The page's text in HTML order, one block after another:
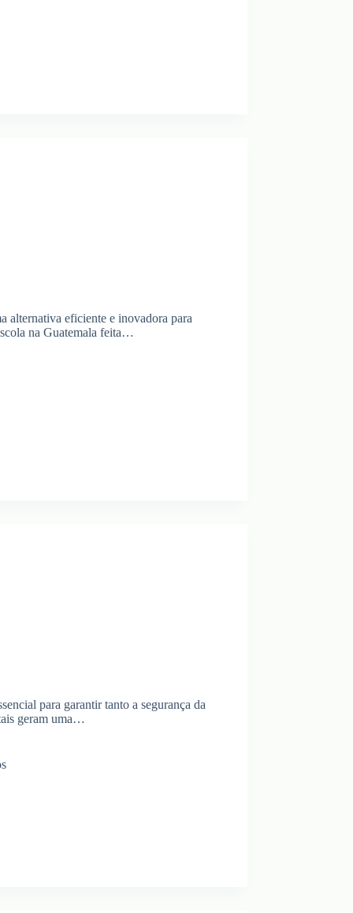
alternativa eficiente e inovadora para
na Guatemala feita…
para garantir tanto a segurança da
geram uma…